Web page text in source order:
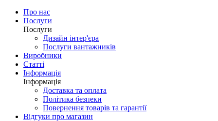
Про нас
Послуги
Послуги
Дизайн інтер'єра
Послуги вантажників
Виробники
Статті
Інформація
Інформація
Доставка та оплата
Політика безпеки
Повернення товарів та гарантії
Відгуки про магазин